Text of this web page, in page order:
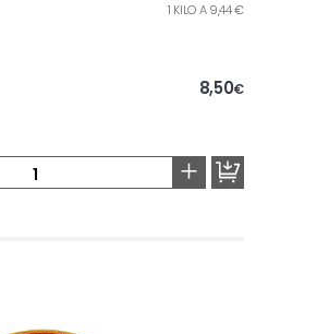
1 KILO A 9,44 €
8,50€
+